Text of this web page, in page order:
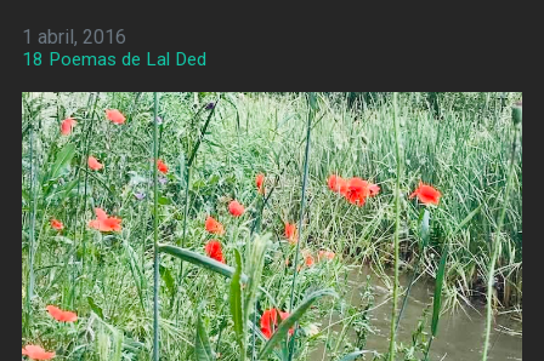
1 abril, 2016
18 Poemas de Lal Ded